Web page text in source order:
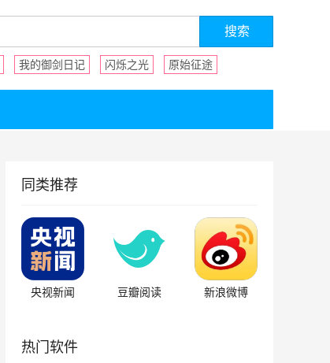
我的御剑日记 闪烁之光 原始征途
同类推荐
央视新闻 豆瓣阅读 新浪微博
热门软件